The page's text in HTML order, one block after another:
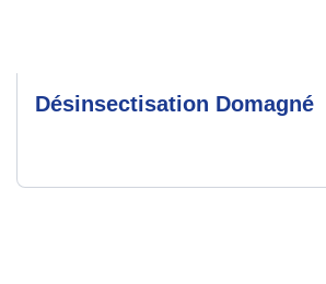
Désinsectisation Domagné